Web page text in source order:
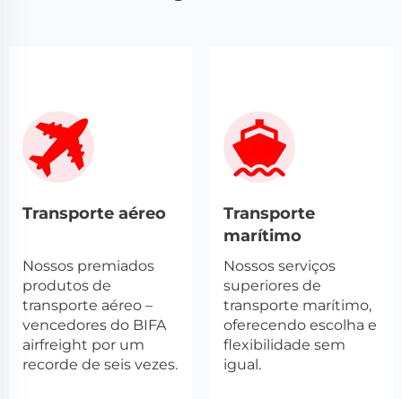
Transporte aéreo
Nossos premiados
produtos de
transporte aéreo –
vencedores do BIFA
airfreight por um
recorde de seis vezes.
Transporte
marítimo
Nossos serviços
superiores de
transporte marítimo,
oferecendo escolha e
flexibilidade sem
igual.